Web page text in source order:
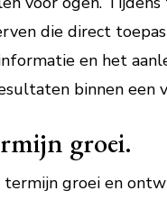
die direct
en het
binnen een
groei.
groei en